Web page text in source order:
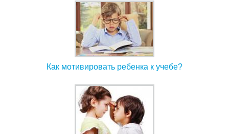
Как мотивировать ребенка к учебе?